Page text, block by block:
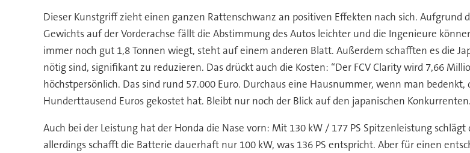
Dieser Kunstgriff zieht einen ganzen Rattenschwanz an positiven Effekten nach sich. Aufgrund
Gewichts auf der Vorderachse fällt die Abstimmung des Autos leichter und die Ingenieure
immer noch gut 1,8 Tonnen wiegt, steht auf einem anderen Blatt. Außerdem schafften es die
nötig sind, signifikant zu reduzieren. Das drückt auch die Kosten: “Der FCV Clarity wird 7,66
höchstpersönlich. Das sind rund 57.000 Euro. Durchaus eine Hausnummer, wenn man
Hunderttausend Euros gekostet hat. Bleibt nur noch der Blick auf den japanischen
Auch bei der Leistung hat der Honda die Nase vorn: Mit 130 kW / 177 PS Spitzenleistung
allerdings schafft die Batterie dauerhaft nur 100 kW, was 136 PS entspricht. Aber für einen